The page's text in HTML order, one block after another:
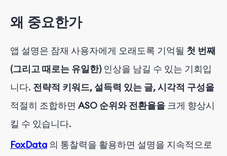
왜 중요한가
앱 설명은 잠재 사용자에게 오래도록 기억될 첫 번째
(그리고 때로는 유일한)인상을 남길 수 있는 기회입
니다. 전략적 키워드, 설득력 있는 글, 시각적 구성을
적절히 조합하면 ASO 순위와 전환율을 크게 향상시
킬 수 있습니다.
FoxData 의 통찰력을 활용하면 설명을 지속적으로